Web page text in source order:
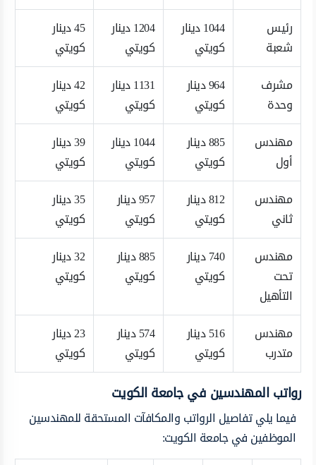
رئيس
شعبة
1044 دينار
كويتي
1204 دينار
كويتي
45 دينار
كويتي
مشرف
وحدة
964 دينار
كويتي
1131 دينار
كويتي
42 دينار
كويتي
مهندس
أول
885 دينار
كويتي
1044 دينار
كويتي
39 دينار
كويتي
مهندس
ثاني
812 دينار
كويتي
957 دينار
كويتي
35 دينار
كويتي
مهندس
تحت
التأهيل
740 دينار
كويتي
885 دينار
كويتي
32 دينار
كويتي
مهندس
متدرب
516 دينار
كويتي
574 دينار
كويتي
23 دينار
كويتي
رواتب المهندسين في جامعة الكويت
فيما يلي تفاصيل الرواتب والمكافآت المستحقة للمهندسين
الموظفين في جامعة الكويت: